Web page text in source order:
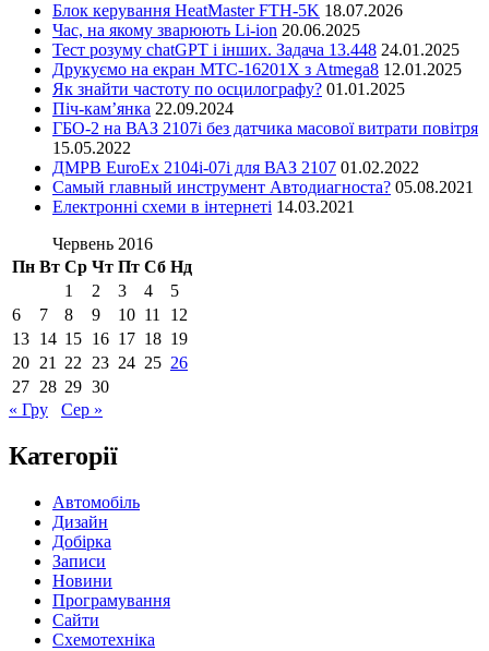
Блок керування HeatMaster FTH-5K 18.07.2026
Час, на якому зварюють Li-ion 20.06.2025
Тест розуму chatGPT і інших. Задача 13.448 24.01.2025
Друкуємо на екран MTC-16201X з Atmega8 12.01.2025
Як знайти частоту по осцилографу? 01.01.2025
Піч-кам’янка 22.09.2024
ГБО-2 на ВАЗ 2107і без датчика масової витрати повітря
15.05.2022
ДМРВ EuroEx 2104i-07i для ВАЗ 2107 01.02.2022
Самый главный инструмент Автодиагноста? 05.08.2021
Електронні схеми в інтернеті 14.03.2021
Червень 2016
Пн Вт Ср Чт Пт Сб Нд
1
2 3 4
5
6
7 8 9 10 11
12
13 14 15 16 17 18 19
20 21 22 23 24 25 26
27 28 29 30
« Гру
Сер »
Категорії
Автомобіль
Дизайн
Добірка
Записи
Новини
Програмування
Сайти
Схемотехніка